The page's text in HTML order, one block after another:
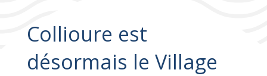
Collioure est
désormais le Village